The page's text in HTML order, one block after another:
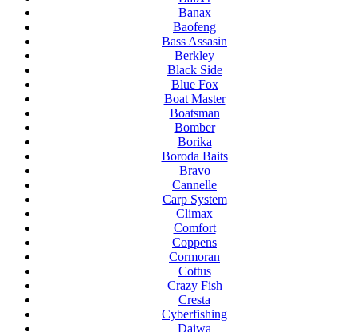
Banax
Baofeng
Bass Assasin
Berkley
Black Side
Blue Fox
Boat Master
Boatsman
Bomber
Borika
Boroda Baits
Bravo
Cannelle
Carp System
Climax
Comfort
Coppens
Cormoran
Cottus
Crazy Fish
Cresta
Cyberfishing
Daiwa